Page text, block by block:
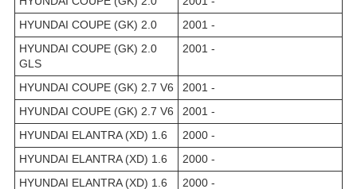
HYUNDAI COUPE (GK) 2.0
2001 -
HYUNDAI COUPE (GK) 2.0
GLS
2001 -
HYUNDAI COUPE (GK) 2.7 V6
2001 -
HYUNDAI COUPE (GK) 2.7 V6
2001 -
HYUNDAI ELANTRA (XD) 1.6
2000 -
HYUNDAI ELANTRA (XD) 1.6
2000 -
HYUNDAI ELANTRA (XD) 1.6
2000 -